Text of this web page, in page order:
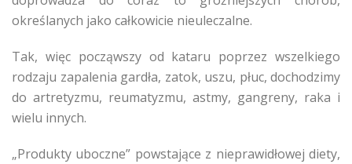
określanych jako całkowicie nieuleczalne.
Tak, więc począwszy od kataru poprzez wszelkiego
rodzaju zapalenia gardła, zatok, uszu, płuc, dochodzimy
do artretyzmu, reumatyzmu, astmy, gangreny, raka i
wielu innych.
„Produkty uboczne” powstające z nieprawidłowej diety,